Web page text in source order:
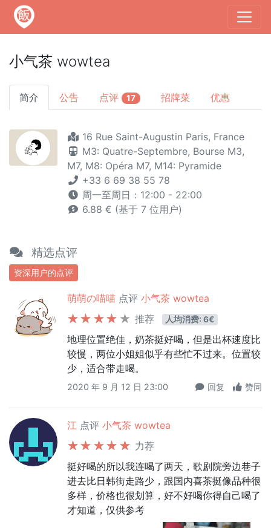
小气茶 wowtea
简介 公告 点评 17 招牌菜 优惠
16 Rue Saint-Augustin Paris, France
M3: Quatre-Septembre, Bourse M3,
M7, M8: Opéra M7, M14: Pyramide
+33 6 69 38 55 78
周一至周日：12:00 - 22:00
6.88 € (基于 7 位用户)
精选点评
资深用户的点评
萌萌の喵喵 点评 小气茶 wowtea
推荐
人均消费: 6€
地理位置绝佳，奶茶挺好喝，但是出杯速度比
较慢，两位小姐姐似乎有些忙不过来。位置较
少，适合带走喝。
2020 年 9 月 12 日 23:00 回复 赞同
江 点评 小气茶 wowtea
力荐
挺好喝的所以我连喝了两天，歌剧院旁边巷子
进去比日韩街走路少，跟国内喜茶挺像品种很
多样，价格也很划算，好不好喝你得自己喝了
才知道，仅供参考